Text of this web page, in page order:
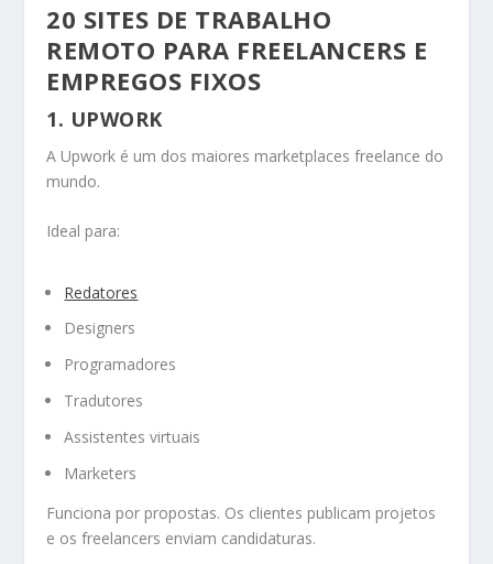
20 SITES DE TRABALHO
REMOTO PARA FREELANCERS E
EMPREGOS FIXOS
1. UPWORK
A Upwork é um dos maiores marketplaces freelance do
mundo.
Ideal para:
Redatores
Designers
Programadores
Tradutores
Assistentes virtuais
Marketers
Funciona por propostas. Os clientes publicam projetos
e os freelancers enviam candidaturas.